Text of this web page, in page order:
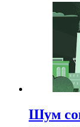
Шум